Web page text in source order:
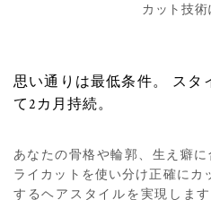
カット技術
思い通りは最低条件。
スタ
て2カ月持続。
あなたの骨格や輪郭、生え癖
ライカットを使い分け正確にカ
するヘアスタイルを実現しま